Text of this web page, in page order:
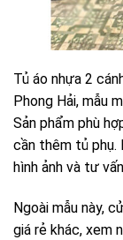
Tủ áo nhựa 2
Phong Hải, mẫu
Sản phẩm phù
cần thêm tủ
hình ảnh và tư
Ngoài mẫu này,
giá rẻ khác, xem